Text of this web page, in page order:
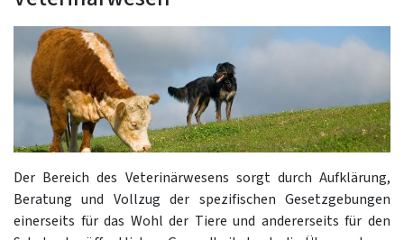
Der Bereich des Veterinärwesens sorgt durch Aufklärung,
Beratung und Vollzug der spezifischen Gesetzgebungen
einerseits für das Wohl der Tiere und andererseits für den